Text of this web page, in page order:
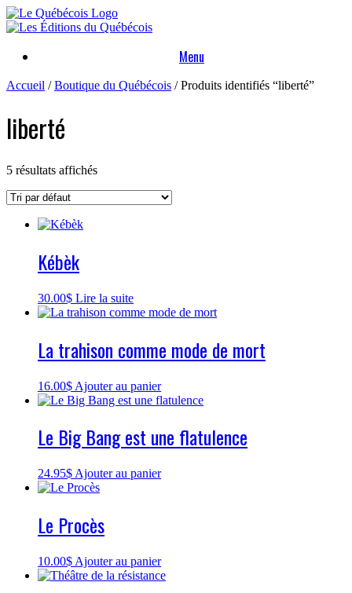
Skip
to
Menu
Accueil /Boutique du Québécois / Produits identifiés “liberté”
liberté
5 résultats affichés
Kébèk
30.00$ Lire la suite
La trahison comme mode de mort
16.00$ Ajouter au panier
Le Big Bang est une flatulence
24.95$ Ajouter au panier
Le Procès
10.00$ Ajouter au panier